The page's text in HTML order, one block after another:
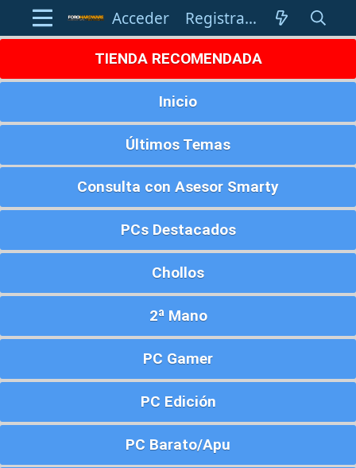
Acceder Registrarse
TIENDA RECOMENDADA
Inicio
Últimos Temas
Consulta con Asesor Smarty
PCs Destacados
Chollos
2ª Mano
PC Gamer
PC Edición
PC Barato/Apu